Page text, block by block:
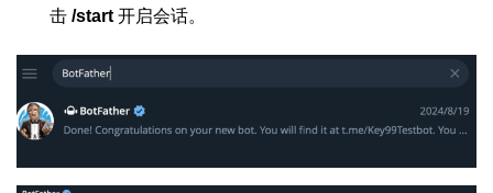
击 /start 开启会话。